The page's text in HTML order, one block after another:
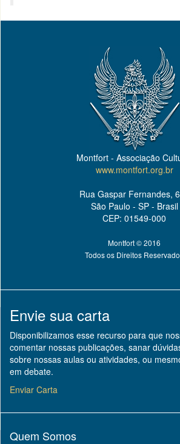
Montfort - Associação
www.montfort.org.br
Rua Gaspar Fernandes,
São Paulo - SP - Brasil
CEP: 01549-000
Montfort © 2016
Todos os Direitos
Envie sua carta
Disponibilizamos esse recurso para que
comentar nossas publicações, sanar
sobre nossas aulas ou atividades, ou
em debate.
Enviar Carta
Quem Somos